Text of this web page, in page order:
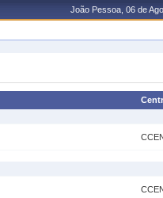
João Pessoa, 06 de